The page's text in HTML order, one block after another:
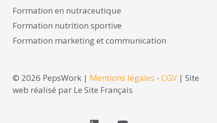
Formation en nutraceutique
Formation nutrition sportive
Formation marketing et communication
© 2026 PepsWork | Mentions légales - CGV| Site
web réalisé par Le Site Français